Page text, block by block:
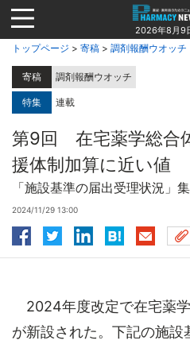
Jump
to
navigation
2026年8月9
トップページ > 寄稿 > 調剤報酬ウオッチ
寄稿 調剤報酬ウオッチ
特集 連載
第9回 在宅薬学総合
援体制加算に近い値
「施設基準の届出受理状況」
2024/11/29 13:00
2024年度改定で在宅薬
が新設された。下記の施